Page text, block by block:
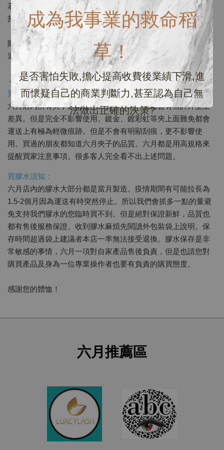
成為我事業的救命稻
草！
是否害怕失敗,擔心提高收費後業績下滑,進
而懷疑自己的商業判斷力,甚至認為自己無
法做出正確的決策?
若商品非瑕疵，因人為因素需退換貨，需自付來回運費，並保
持完整寄回
團購商品視同買斷，無七天鑑賞期，除瑕疵品外其餘皆不受理
退換貨，收到商品請於當日開箱錄影逾期恕不受理！
－－－－－－－－－－－－－－－－－－－
買夾須知：
六月店內所有夾子類都是手工製作。同一批都會有些許外型上
差異。但是完全不影響使用。鍍金、鍍彩虹等夾上面難免都會
運送上有極為輕微痕跡。但是不會有明顯刮痕，更不影響使
用。買過的朋友都知道六月夾子的品質。六月都是用高規格來
提醒買家注意事項。很多客人完全看不出上述問題。
買膠水須知：
六月店內的膠水大部分都是當月製造。疫情期間有可能拉長為
1.5-2個月因為運送有時突然停止。所以我們會抓多一點的量避
免支持我們膠水的您臨時買不到。但是絕對保證新鮮，品質也
都有售後服務保證。收到膠水麻煩先閱讀外包裝袋上說明。保
存時間超過袋上建議者本店一率無法接受退換。膠水保存是非
常敏感的事情，六月一項對自家產品售後負責，但是也請您對
購買產品及身為一位專業操作者也要有負責的購買態度。
感謝您的體恤！
六月推薦區